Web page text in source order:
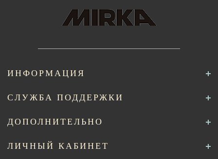
ИНФОРМАЦИЯ
СЛУЖБА ПОДДЕРЖКИ
ДОПОЛНИТЕЛЬНО
ЛИЧНЫЙ КАБИНЕТ